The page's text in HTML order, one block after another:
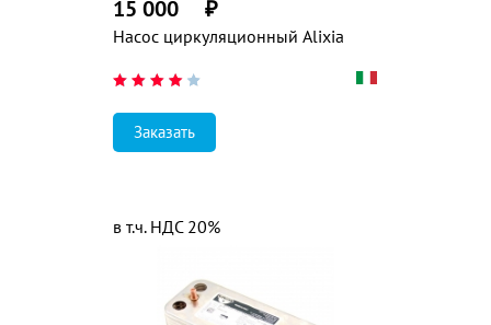
Насос циркуляционный Alixia
15 000 ₽
Заказать
в т.ч. НДС 20%